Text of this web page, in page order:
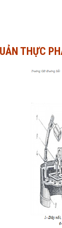
THỰC